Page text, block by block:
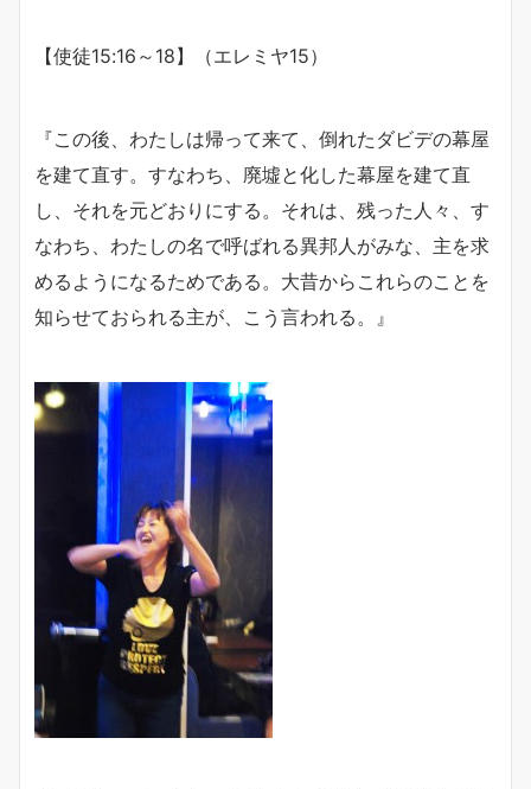
【使徒15:16 ～ 18】（エレミヤ15）
『この後、わたしは帰って来て、倒れたダビデの幕屋
を建て直す。 すなわち、廃墟と化した幕屋を建て直
し、それを元どおりにする。それは、残った人々、す
なわち、わたしの名で呼ばれる異邦人がみな、主を求
めるようになるためである。大昔からこれらのことを
知らせておられる主が、こう言われる。』